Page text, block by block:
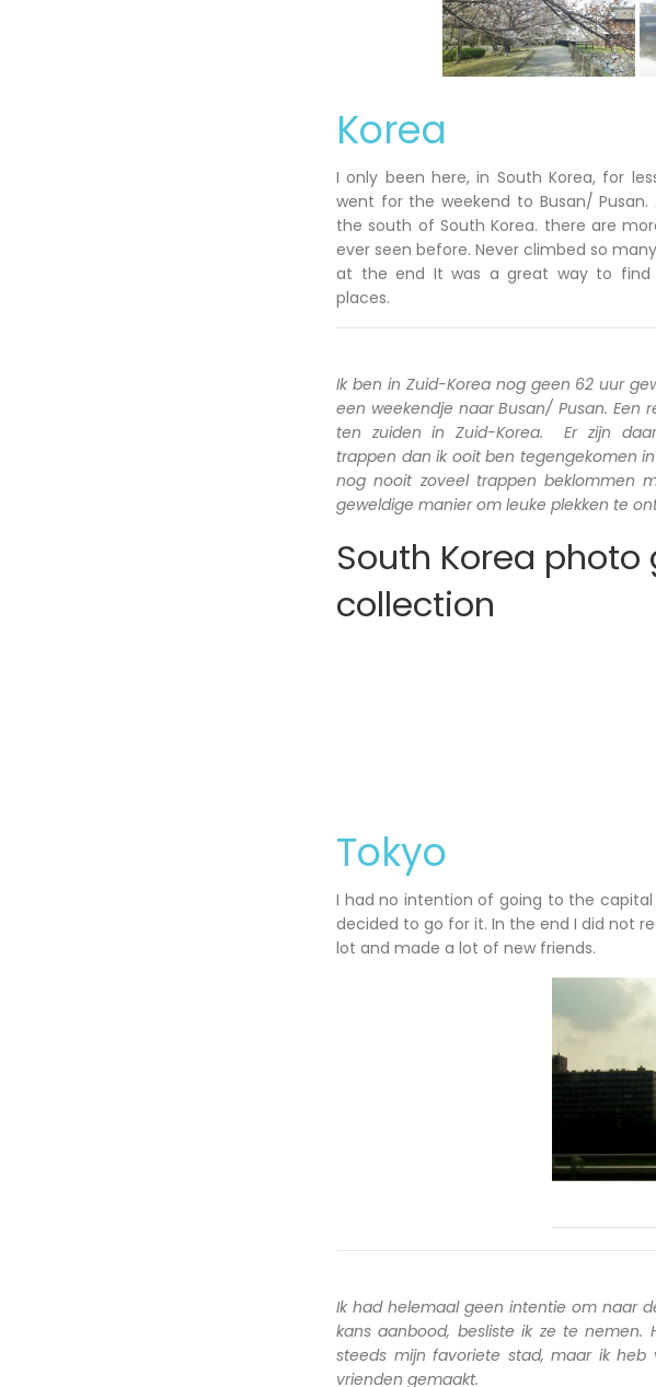
Korea
I only been here, in South Korea, for
went for the weekend to Busan/
the south of South Korea. there are
ever seen before. Never climbed so
at the end It was a great way to find
places.
Ik ben in Zuid-Korea nog geen 62 uur
een weekendje naar Busan/ Pusan. Een
ten zuiden in Zuid-Korea. Er zijn
trappen dan ik ooit ben tegengekomen
nog nooit zoveel trappen beklommen
geweldige manier om leuke plekken te
South Korea photo
collection
Tokyo
I had no intention of going to the
decided to go for it. In the end I did not
lot and made a lot of new friends.
Ik had helemaal geen intentie om naar
kans aanbood, besliste ik ze te nemen.
steeds mijn favoriete stad, maar ik heb
vrienden gemaakt.